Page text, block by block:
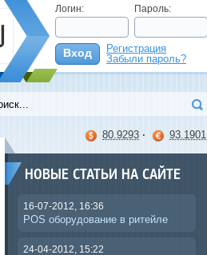
Логин: Пароль:
Вход
Регистрация
Забыли пароль?
80.9293 · 93.1901
НОВЫЕ СТАТЬИ НА САЙТЕ
16-07-2012, 16:36
POS оборудование в ритейле
24-04-2012, 15:22